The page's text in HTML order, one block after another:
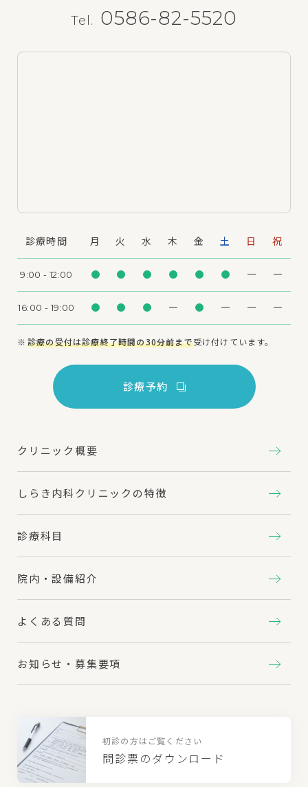
Tel. 0586-82-5520
診療時間 月 火 水 木 金 土 日 祝
9:00 - 12:00
16:00 - 19:00
診療の受付は診療終了時間の30分前まで受け付けています。
診療予約
クリニック概要
しらき内科クリニックの特徴
診療科目
院内・設備紹介
よくある質問
お知らせ・募集要項
初診の方はご覧ください
問診票のダウンロード